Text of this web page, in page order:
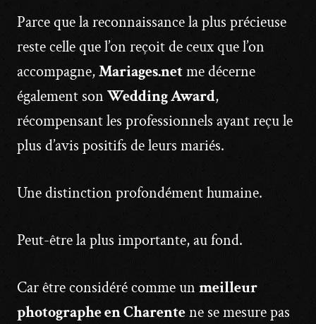
Parce que la reconnaissance la plus précieuse
reste celle que l’on reçoit de ceux que l’on
accompagne,Mariages.netme décerne
également sonWedding Award,
récompensant les professionnels ayant reçu le
plus d’avis positifs de leurs mariés.
Une distinction profondément humaine.
Peut-être la plus importante, au fond.
Car être considéré comme un meilleur
photographe en Charentene se mesure pas